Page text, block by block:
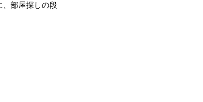
、部屋探しの段